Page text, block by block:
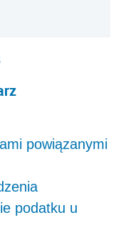
powiązanymi
podatku u